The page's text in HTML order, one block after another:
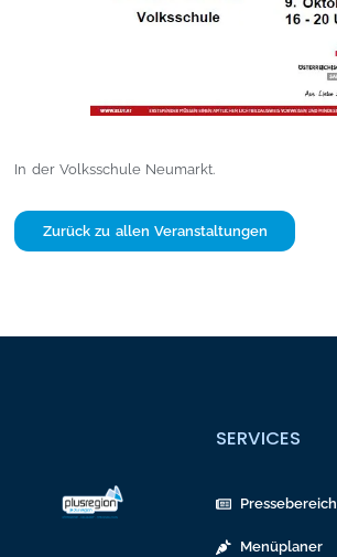
In der Volksschule Neumarkt.
Zurück zu allen Veranstaltungen
SERVICES
Pressebereich
Menüplaner